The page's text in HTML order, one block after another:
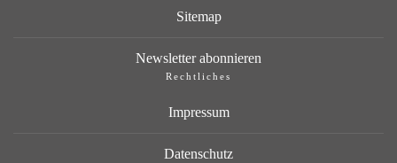
Sitemap
Newsletter abonnieren
Rechtliches
Impressum
Datenschutz